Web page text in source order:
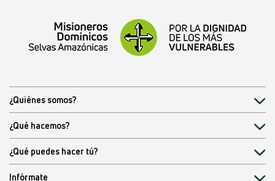
¿Quiénes somos?
¿Qué hacemos?
¿Qué puedes hacer tú?
Infórmate